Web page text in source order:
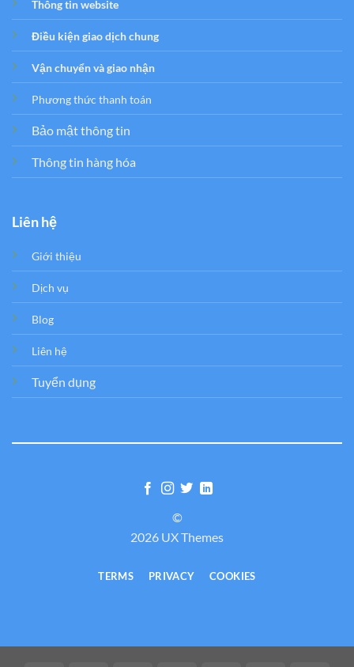
Thông tin website
Điều kiện giao dịch chung
Vận chuyển và giao nhận
Phương thức thanh toán
Bảo mật thông tin
Thông tin hàng hóa
Liên hệ
Giới thiệu
Dịch vụ
Blog
Liên hệ
Tuyển dụng
©
2026 UX Themes
TERMS PRIVACY COOKIES